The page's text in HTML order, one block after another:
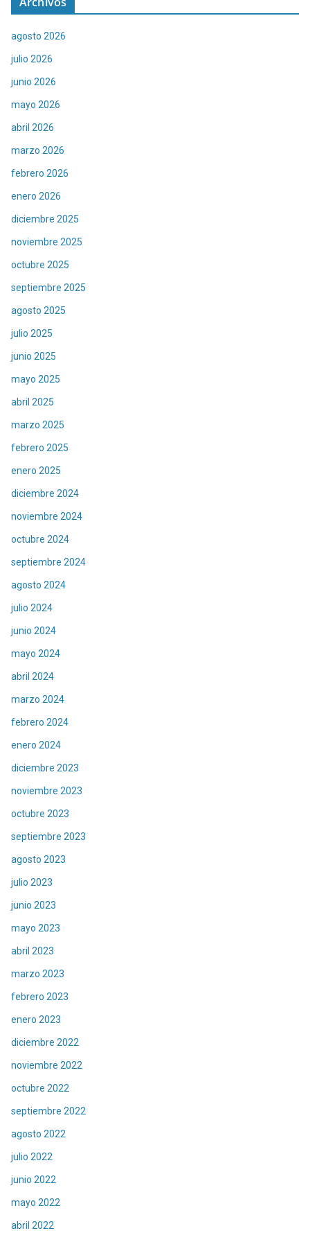
agosto 2026
julio 2026
junio 2026
mayo 2026
abril 2026
marzo 2026
febrero 2026
enero 2026
diciembre 2025
noviembre 2025
octubre 2025
septiembre 2025
agosto 2025
julio 2025
junio 2025
mayo 2025
abril 2025
marzo 2025
febrero 2025
enero 2025
diciembre 2024
noviembre 2024
octubre 2024
septiembre 2024
agosto 2024
julio 2024
junio 2024
mayo 2024
abril 2024
marzo 2024
febrero 2024
enero 2024
diciembre 2023
noviembre 2023
octubre 2023
septiembre 2023
agosto 2023
julio 2023
junio 2023
mayo 2023
abril 2023
marzo 2023
febrero 2023
enero 2023
diciembre 2022
noviembre 2022
octubre 2022
septiembre 2022
agosto 2022
julio 2022
junio 2022
mayo 2022
abril 2022